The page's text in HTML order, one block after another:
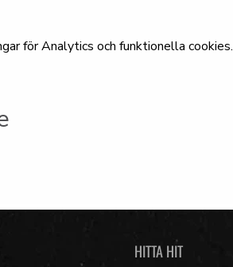
för Analytics och funktionella cookies.
HITTA HIT